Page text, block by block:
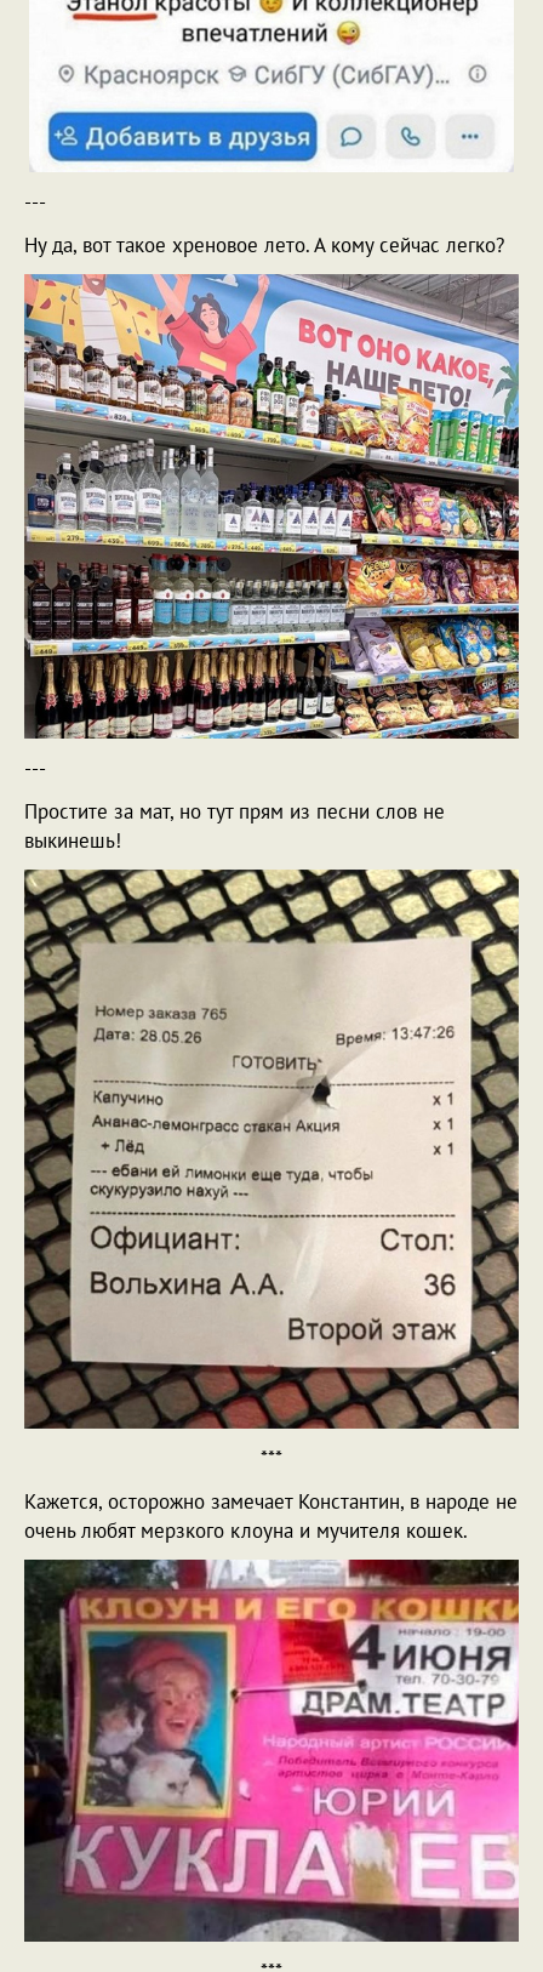
---
Ну да, вот такое хреновое лето. А кому сейчас легко?
---
Простите за мат, но тут прям из песни слов не
выкинешь!
***
Кажется, осторожно замечает Константин, в народе не
очень любят мерзкого клоуна и мучителя кошек.